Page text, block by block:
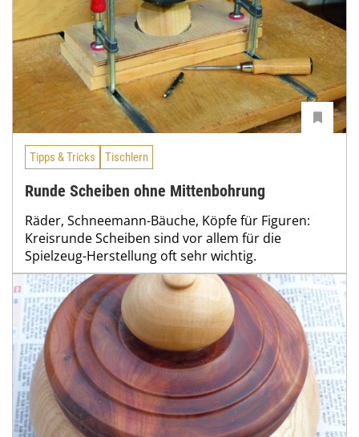
Tipps & Tricks Tischlern
Runde Scheiben ohne Mittenbohrung
Räder, Schneemann-Bäuche, Köpfe für Figuren:
Kreisrunde Scheiben sind vor allem für die
Spielzeug-Herstellung oft sehr wichtig.